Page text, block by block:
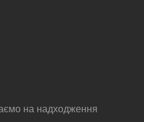
на надходження